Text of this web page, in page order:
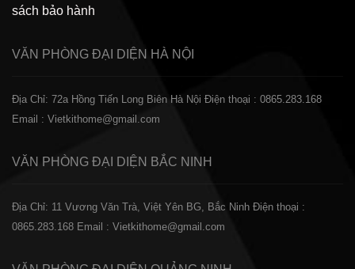
sách bảo hành
VĂN PHÒNG ĐẠI DIỆN HÀ NỘI
Địa Chỉ: 72a Hồng Tiến Long Biên Hà Nội Điện thoại : 0865.283.168
Email : Vietkithome@gmail.com
VĂN PHÒNG ĐẠI DIỆN BẮC NINH
Địa Chỉ: 11 Vương Văn Trà, Việt Yên BG, Bắc Ninh Điện thoại :
0865.283.168 Email : Vietkithome@gmail.com